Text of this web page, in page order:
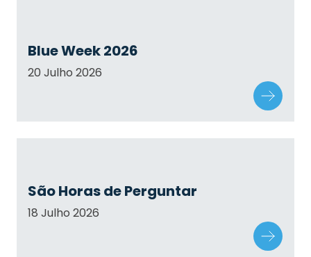
Blue Week 2026
20 Julho 2026
São Horas de Perguntar
18 Julho 2026